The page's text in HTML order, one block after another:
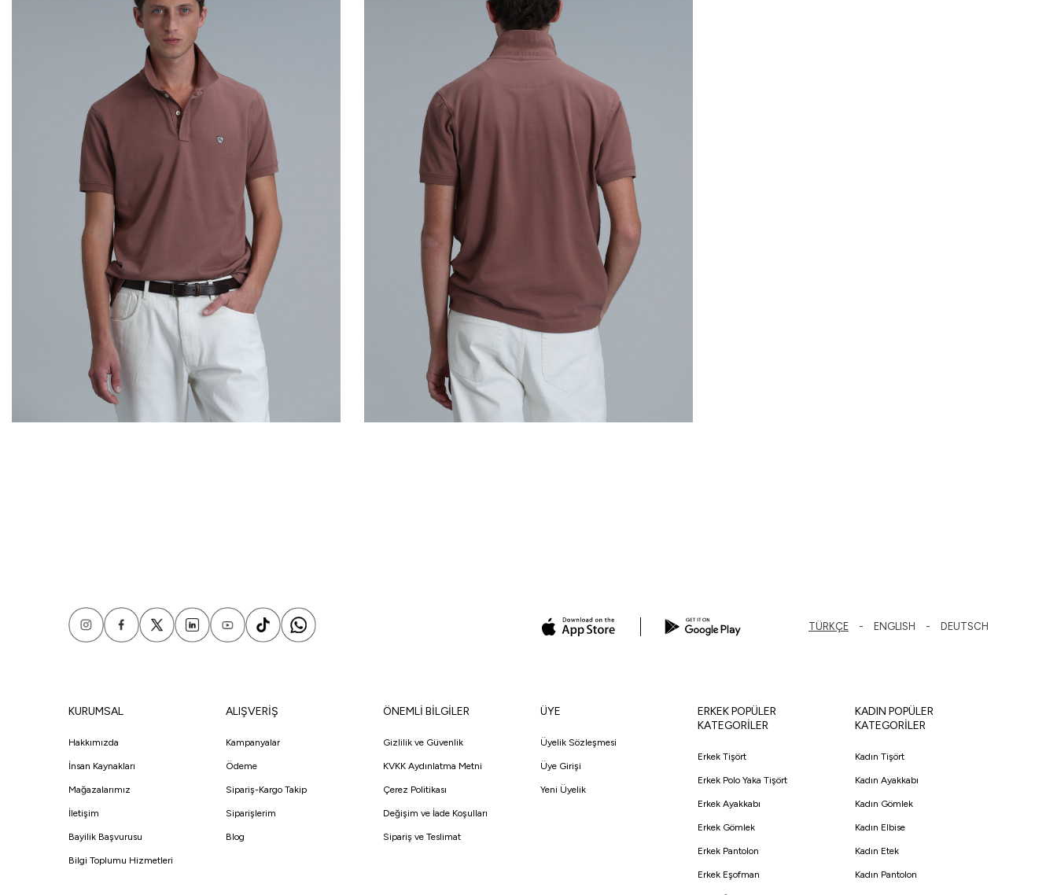
TÜRKÇE ENGLISH DEUTSCH
KURUMSAL
Hakkımızda
İnsan Kaynakları
Mağazalarımız
İletişim
Bayilik Başvurusu
Bilgi Toplumu Hizmetleri
ALIŞVERİŞ
Kampanyalar
Ödeme
Sipariş-Kargo Takip
Siparişlerim
Blog
ÖNEMLİ BİLGİLER
Gizlilik ve Güvenlik
KVKK Aydınlatma Metni
Çerez Politikası
Değişim ve İade Koşulları
Sipariş ve Teslimat
ÜYE
Üyelik Sözleşmesi
Üye Girişi
Yeni Üyelik
ERKEK POPÜLER
KATEGORİLER
Erkek Tişört
Erkek Polo Yaka Tişört
Erkek Ayakkabı
Erkek Gömlek
Erkek Pantolon
Erkek Eşofman
KADIN POPÜLER
KATEGORİLER
Kadın Tişört
Kadın Ayakkabı
Kadın Gömlek
Kadın Elbise
Kadın Etek
Kadın Pantolon